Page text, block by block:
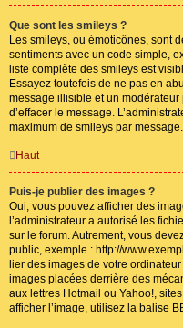
Que sont les smileys ?
Les smileys, ou émoticônes, sont
sentiments avec un code simple,
liste complète des smileys est
Essayez toutefois de ne pas en
message illisible et un
d’effacer le message.
maximum de smileys par message.
Haut
Puis-je publier des images ?
Oui, vous pouvez afficher des
l’administrateur a autorisé les
sur le forum. Autrement, vous
public, exemple : http://
lier des images de votre
images placées derrière des
aux lettres Hotmail ou Yahoo!,
afficher l’image, utilisez la balise